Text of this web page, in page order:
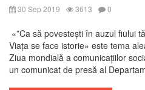
30 Sep 2019 3613 0
«”Ca să povestești în auzul fiului
Viața se face istorie» este tema
Ziua mondială a comunicațiilor
un comunicat de presă al